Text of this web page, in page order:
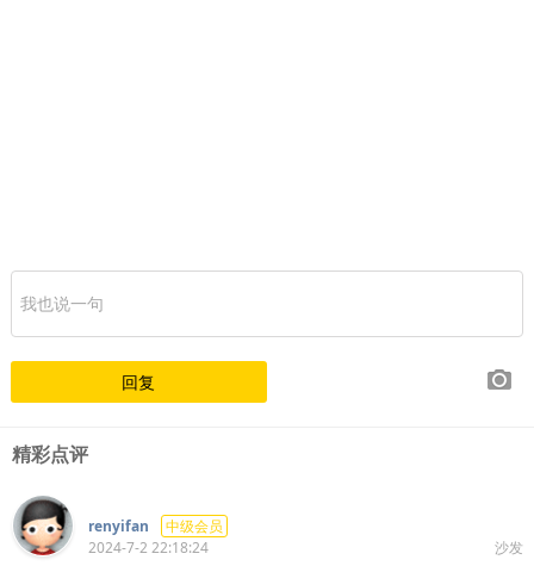
精彩点评
renyifan
中级会员
沙发
2024-7-2 22:18:24